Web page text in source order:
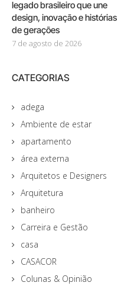
legado brasileiro que une
design, inovação e histórias
de gerações
7 de agosto de 2026
CATEGORIAS
adega
Ambiente de estar
apartamento
área externa
Arquitetos e Designers
Arquitetura
banheiro
Carreira e Gestão
casa
CASACOR
Colunas & Opinião